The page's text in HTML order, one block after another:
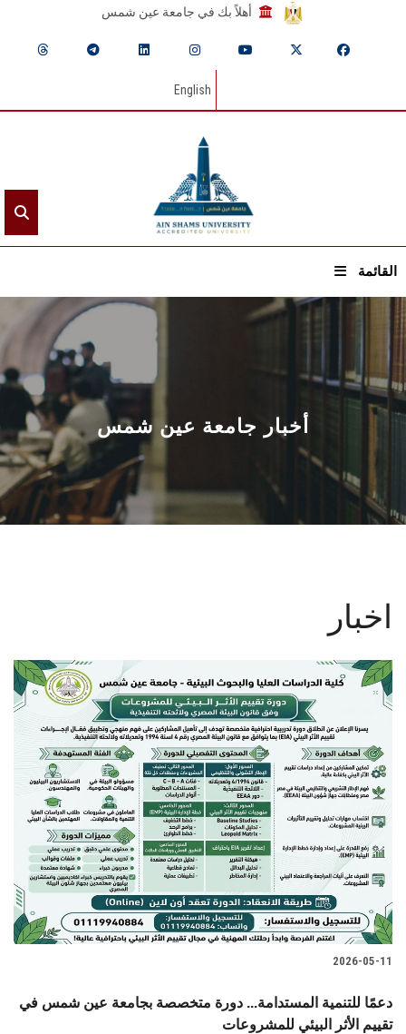
أهلاً بك في جامعة عين شمس
English
القائمة
الرئيسيـة
عن الجامعة
القطاعـات
الشئون الأكاديمية
البحث العلمي
الأنظمة الذكية
تواصل معنا
الطلاب
هيئة التدريس
الدراسات العليا
أخبار جامعة عين شمس
اخبار
2026-05-11
دعمًا للتنمية المستدامة... دورة متخصصة بجامعة عين شمس في
تقييم الأثر البيئي للمشروعات